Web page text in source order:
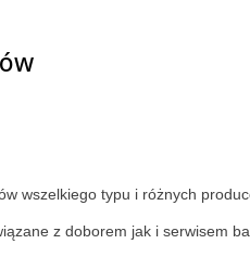
wszelkiego typu i różnych
z doborem jak i serwisem